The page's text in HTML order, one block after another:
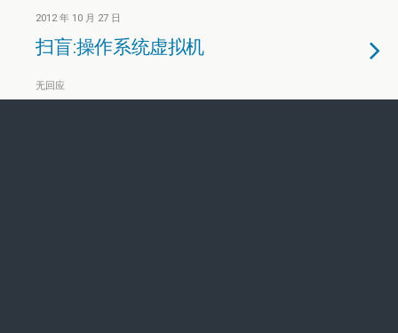
2012 年 10 月 27 日
扫盲:操作系统虚拟机
无回应